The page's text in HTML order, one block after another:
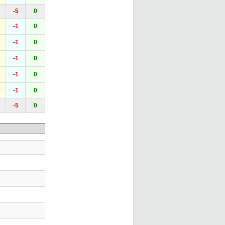
-5 0
-1 0
-1 0
-1 0
-1 0
-1 0
-5 0